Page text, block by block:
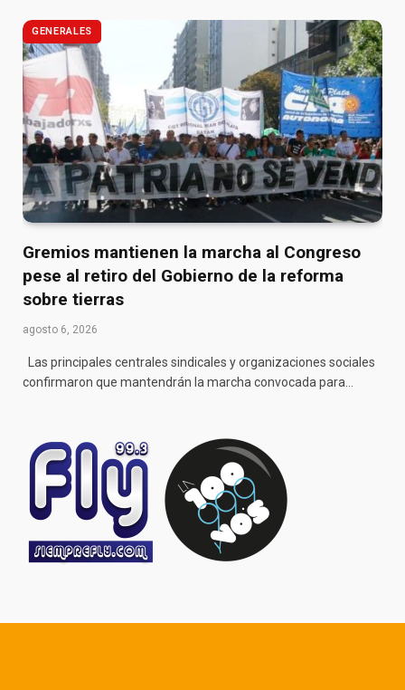
GENERALES
Gremios mantienen la marcha al Congreso
pese al retiro del Gobierno de la reforma
sobre tierras
agosto 6, 2026
Las principales centrales sindicales y organizaciones sociales
confirmaron que mantendrán la marcha convocada para…